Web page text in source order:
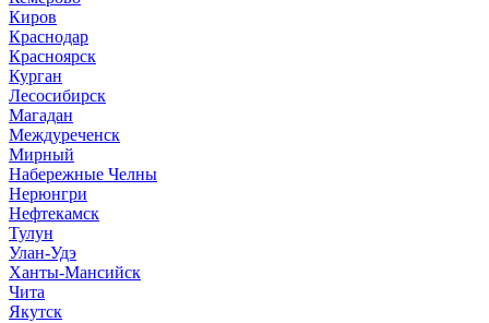
Киров
Краснодар
Красноярск
Курган
Лесосибирск
Магадан
Междуреченск
Мирный
Набережные Челны
Нерюнгри
Нефтекамск
Тулун
Улан-Удэ
Ханты-Мансийск
Чита
Якутск